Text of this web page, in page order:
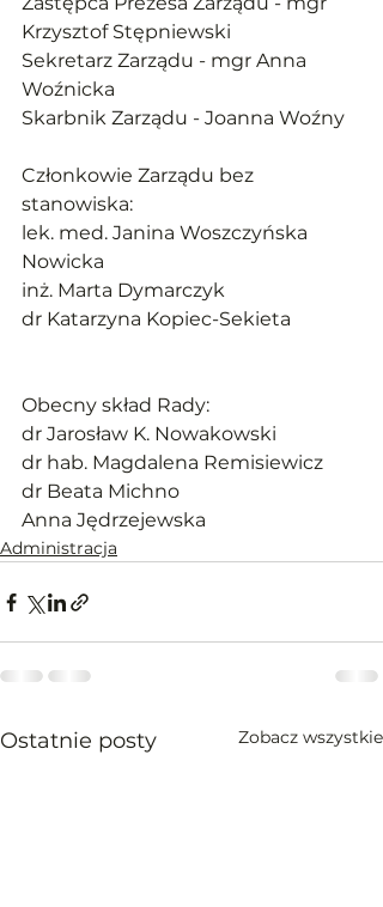
Krzysztof Stępniewski
Sekretarz Zarządu - mgr Anna
Woźnicka
Skarbnik Zarządu - Joanna Woźny
Członkowie Zarządu bez
stanowiska:
lek. med. Janina Woszczyńska
Nowicka
inż. Marta Dymarczyk
dr Katarzyna Kopiec-Sekieta
Obecny skład Rady:
dr Jarosław K. Nowakowski
dr hab. Magdalena Remisiewicz
dr Beata Michno
Anna Jędrzejewska
Administracja
Ostatnie posty Zobacz wszystkie